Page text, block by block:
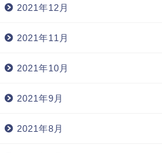
2021年12月
2021年11月
2021年10月
2021年9月
2021年8月